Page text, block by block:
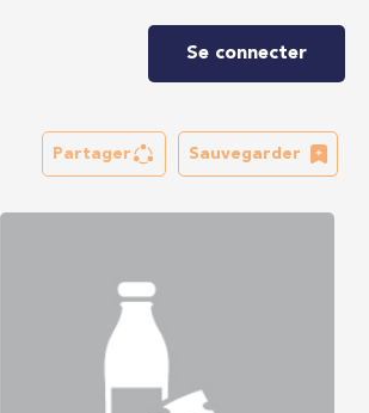
Se connecter
Partager Sauvegarder